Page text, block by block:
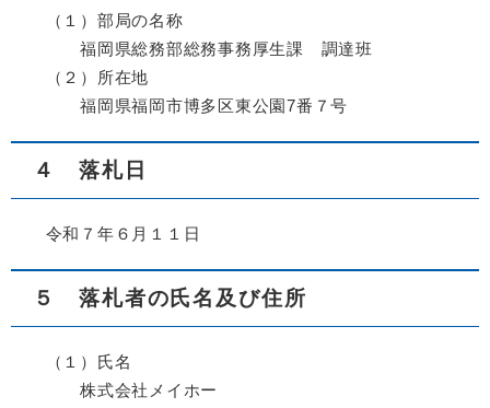
（１）部局の名称
福岡県総務部総務事務厚生課 調達班
（２）所在地
福岡県福岡市博多区東公園7番７号
４ 落札日
令和７年６月１１日
５ 落札者の氏名及び住所
（１）氏名
株式会社メイホー